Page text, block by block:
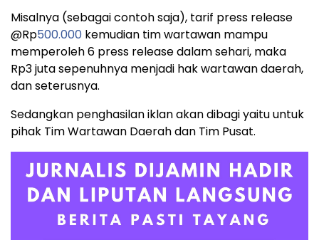
Misalnya (sebagai contoh saja), tarif press release
@Rp500.000 kemudian tim wartawan mampu
memperoleh 6 press release dalam sehari, maka
Rp3 juta sepenuhnya menjadi hak wartawan daerah,
dan seterusnya.
Sedangkan penghasilan iklan akan dibagi yaitu untuk
pihak Tim Wartawan Daerah dan Tim Pusat.